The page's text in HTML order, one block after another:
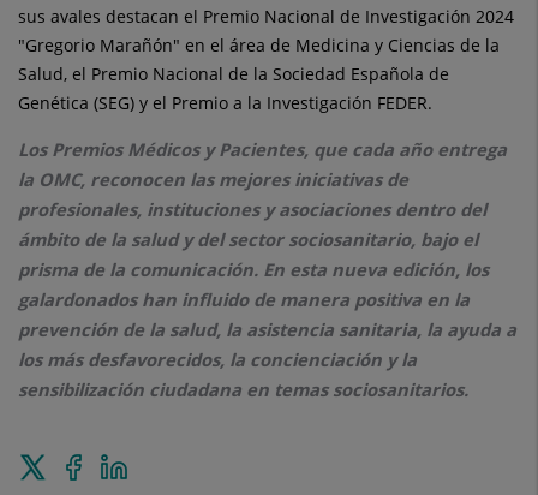
sus avales destacan el Premio Nacional de Investigación 2024
"Gregorio Marañón" en el área de Medicina y Ciencias de la
Salud, el Premio Nacional de la Sociedad Española de
Genética (SEG) y el Premio a la Investigación FEDER.
Los Premios Médicos y Pacientes, que cada año entrega
la OMC, reconocen las mejores iniciativas de
profesionales, instituciones y asociaciones dentro del
ámbito de la salud y del sector sociosanitario, bajo el
prisma de la comunicación. En esta nueva edición, los
galardonados han influido de manera positiva en la
prevención de la salud, la asistencia sanitaria, la ayuda a
los más desfavorecidos, la concienciación y la
sensibilización ciudadana en temas sociosanitarios.
Enviar
Compartir